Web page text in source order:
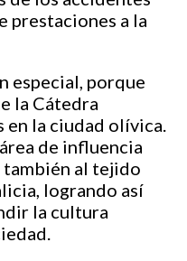
prestaciones a la
especial, porque
la Cátedra
en la ciudad olívica.
de influencia
también al tejido
logrando así
la cultura